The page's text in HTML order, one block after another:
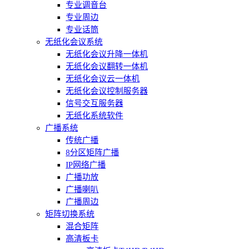
专业调音台
专业周边
专业话筒
无纸化会议系统
无纸化会议升降一体机
无纸化会议翻转一体机
无纸化会议云一体机
无纸化会议控制服务器
信号交互服务器
无纸化系统软件
广播系统
传统广播
8分区矩阵广播
IP网络广播
广播功放
广播喇叭
广播周边
矩阵切换系统
混合矩阵
高清板卡